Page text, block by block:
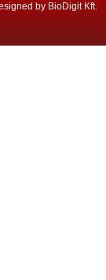
by BioDigit Kft.